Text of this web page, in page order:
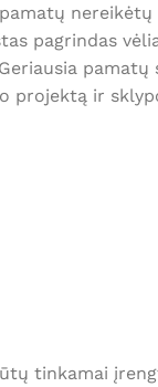
nereikėtų
pagrindas
projektą ir
tinkamai